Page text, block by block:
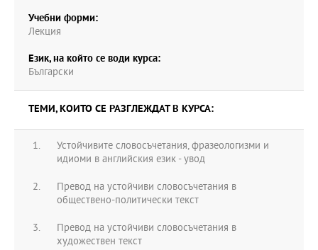
Учебни форми:
Лекция
Език, на който се води курса:
Български
ТЕМИ, КОИТО СЕ РАЗГЛЕЖДАТ В КУРСА:
Устойчивите словосъчетания, фразеологизми и
идиоми в английския език - увод
Превод на устойчиви словосъчетания в
обществено-политически текст
Превод на устойчиви словосъчетания в
художествен текст